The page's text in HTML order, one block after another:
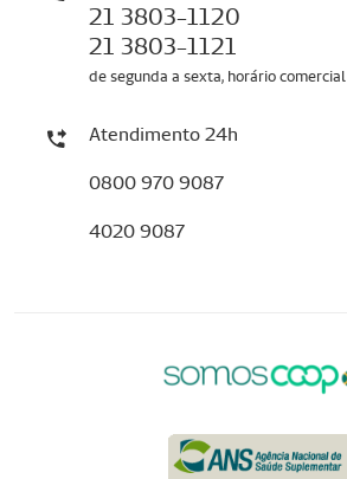
21 3803-1120
21 3803-1121
de segunda a sexta, horário comercial
Atendimento 24h
0800 970 9087
4020 9087